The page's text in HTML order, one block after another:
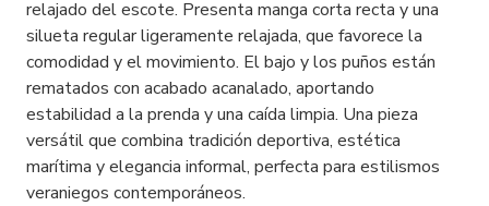
relajado del escote. Presenta manga corta recta y una
silueta regular ligeramente relajada, que favorece la
comodidad y el movimiento. El bajo y los puños están
rematados con acabado acanalado, aportando
estabilidad a la prenda y una caída limpia. Una pieza
versátil que combina tradición deportiva, estética
marítima y elegancia informal, perfecta para estilismos
veraniegos contemporáneos.